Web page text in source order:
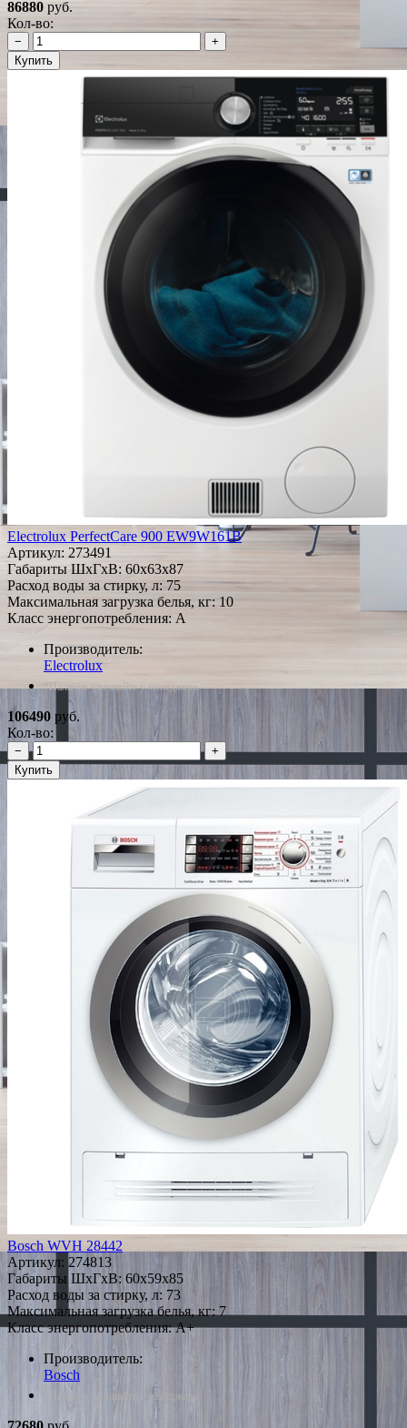
86880 руб.
Кол-во:
−
+
Купить
Electrolux PerfectCare 900 EW9W161B
Артикул: 273491
Габариты ШxГxВ: 60x63x87
Расход воды за стирку, л: 75
Максимальная загрузка белья, кг: 10
Класс энергопотребления: A
Производитель:
Electrolux
*Наличие уточняйте у менеджера
106490 руб.
Кол-во:
−
+
Купить
Bosch WVH 28442
Артикул: 274813
Габариты ШxГxВ: 60x59x85
Расход воды за стирку, л: 73
Максимальная загрузка белья, кг: 7
Класс энергопотребления: A+
Производитель:
Bosch
*Наличие уточняйте у менеджера